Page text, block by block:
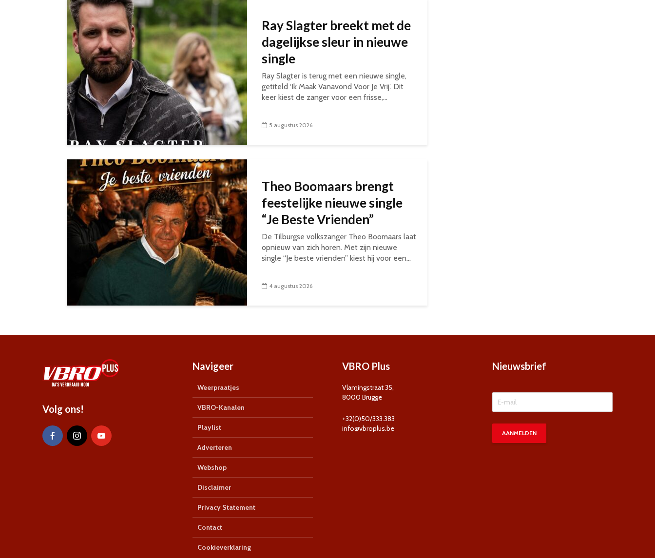
Ray Slagter breekt met de
dagelijkse sleur in nieuwe
single
Ray Slagter is terug met een nieuwe single,
getiteld ‘Ik Maak Vanavond Voor Je Vrij’. Dit
keer kiest de zanger voor een frisse,...
5 augustus 2026
Theo Boomaars brengt
feestelijke nieuwe single
“Je Beste Vrienden”
De Tilburgse volkszanger Theo Boomaars laat
opnieuw van zich horen. Met zijn nieuwe
single “Je beste vrienden” kiest hij voor een...
4 augustus 2026
Volg ons!
Navigeer
Weerpraatjes
VBRO-Kanalen
Playlist
Adverteren
Webshop
Disclaimer
Privacy Statement
Contact
Cookieverklaring
VBRO Plus
Vlamingstraat 35,
8000 Brugge
+32(0)50/333.383
info@vbroplus.be
Nieuwsbrief